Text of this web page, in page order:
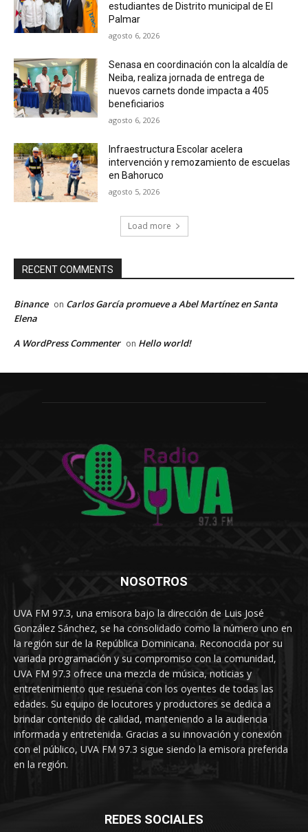
estudiantes de Distrito municipal de El
Palmar
agosto 6, 2026
Senasa en coordinación con la alcaldía de
Neiba, realiza jornada de entrega de
nuevos carnets donde impacta a 405
beneficiarios
agosto 6, 2026
Infraestructura Escolar acelera
intervención y remozamiento de escuelas
en Bahoruco
agosto 5, 2026
Load more
RECENT COMMENTS
Binance on Carlos García promueve a Abel Martínez en Santa
Elena
A WordPress Commenter on Hello world!
NOSOTROS
UVA FM 97.3, una emisora bajo la dirección de Luis José
González Sánchez, se ha consolidado como la número uno en
la región sur de la República Dominicana. Reconocida por su
variada programación y su compromiso con la comunidad,
UVA FM 97.3 ofrece una mezcla de música, noticias y
entretenimiento que resuena con los oyentes de todas las
edades. Su equipo de locutores y productores se dedica a
brindar contenido de calidad, manteniendo a la audiencia
informada y entretenida. Gracias a su innovación y conexión
con el público, UVA FM 97.3 sigue siendo la emisora preferida
en la región.
REDES SOCIALES